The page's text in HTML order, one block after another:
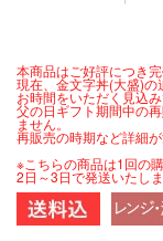
本商品はご好評につき完
現在、金文字丼(大盛)
お時間をいただく見込
父の日ギフト期間中の
ません。
再販売の時期など詳細
※こちらの商品は1回の
2日～3日で発送いたし